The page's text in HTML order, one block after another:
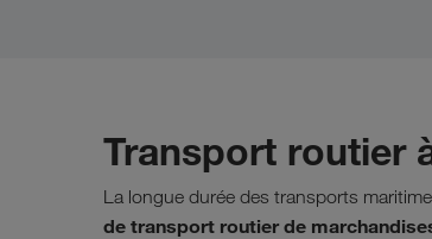
Transport routier
La longue durée des transports
de transport routier de